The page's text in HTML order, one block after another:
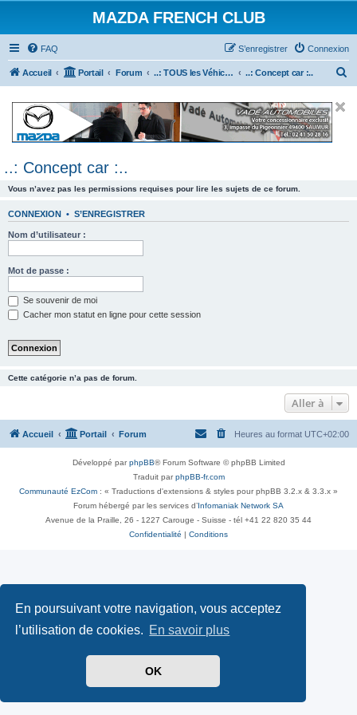
En poursuivant votre navigation, vous acceptez
l’utilisation de cookies. En savoir plus
OK
MAZDA FRENCH CLUB
FAQ Connexion
S’enregistrer
Accueil Portail Forum ..: TOUS les Véhicules MAZDA :.. ..: Concept car :..
e
..: Concept car :..
Vous n’avez pas les permissions requises pour lire les sujets de ce forum.
CONNEXION • S’ENREGISTRER
Nom d’utilisateur :
Mot de passe :
Se souvenir de moi
Cacher mon statut en ligne pour cette session
Cette catégorie n’a pas de forum.
Aller à
Accueil Portail Forum Heures au format UTC+02:00
Développé parphpBB® Forum Software © phpBB Limited
Traduit parphpBB-fr.com
Communauté EzCom : « Traductions d'extensions & styles pour phpBB 3.2.x & 3.3.x »
Forum hébergé par les services d’ Infomaniak Network SA
Avenue de la Praille, 26 - 1227 Carouge - Suisse - tél +41 22 820 35 44
Confidentialité
Conditions